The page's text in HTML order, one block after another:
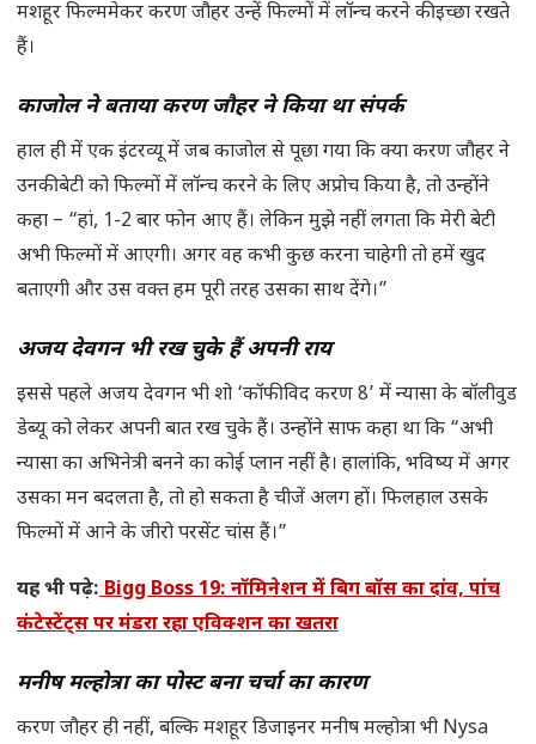
मशहूर फिल्ममेकर करण जौहर उन्हें फिल्मों में लॉन्च करने की इच्छा रखते
हैं।
काजोल ने बताया करण जौहर ने किया था संपर्क
हाल ही में एक इंटरव्यू में जब काजोल से पूछा गया कि क्या करण जौहर ने
उनकी बेटी को फिल्मों में लॉन्च करने के लिए अप्रोच किया है, तो उन्होंने
कहा – “हां, 1-2 बार फोन आए हैं। लेकिन मुझे नहीं लगता कि मेरी बेटी
अभी फिल्मों में आएगी। अगर वह कभी कुछ करना चाहेगी तो हमें खुद
बताएगी और उस वक्त हम पूरी तरह उसका साथ देंगे।”
अजय देवगन भी रख चुके हैं अपनी राय
इससे पहले अजय देवगन भी शो ‘कॉफी विद करण 8’ में न्यासा के बॉलीवुड
डेब्यू को लेकर अपनी बात रख चुके हैं। उन्होंने साफ कहा था कि “अभी
न्यासा का अभिनेत्री बनने का कोई प्लान नहीं है। हालांकि, भविष्य में अगर
उसका मन बदलता है, तो हो सकता है चीजें अलग हों। फिलहाल उसके
फिल्मों में आने के जीरो परसेंट चांस हैं।”
यह भी पढ़े:Bigg Boss 19: नॉमिनेशन में बिग बॉस का दांव, पांच
कंटेस्टेंट्स पर मंडरा रहा एविक्शन का खतरा
मनीष मल्होत्रा का पोस्ट बना चर्चा का कारण
करण जौहर ही नहीं, बल्कि मशहूर डिजाइनर मनीष मल्होत्रा भी Nysa